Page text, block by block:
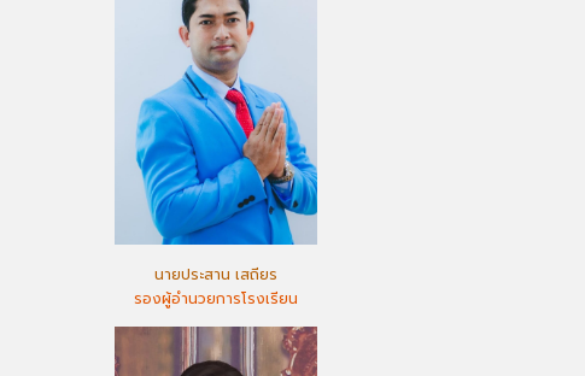
นายประสาน เสถียร
รองผู้อำนวยการโรงเรียน